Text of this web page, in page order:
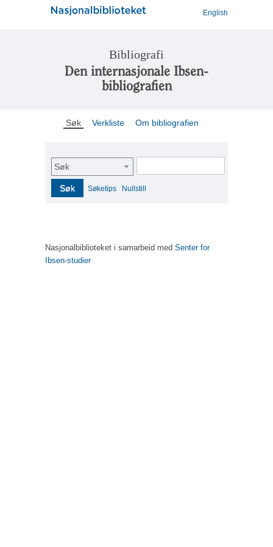
English
Bibliografi
Den internasjonale Ibsen-
bibliografien
Søk Verkliste Om bibliografien
Søk
Søk Søketips Nullstill
Nasjonalbiblioteket i samarbeid med Senter for
Ibsen-studier